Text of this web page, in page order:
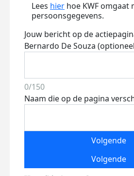
Lees hier hoe KWF omgaat
persoonsgegevens.
Jouw bericht op de
Bernardo De Souza
0/150
Naam die op de pagina
Volgende
Volgende